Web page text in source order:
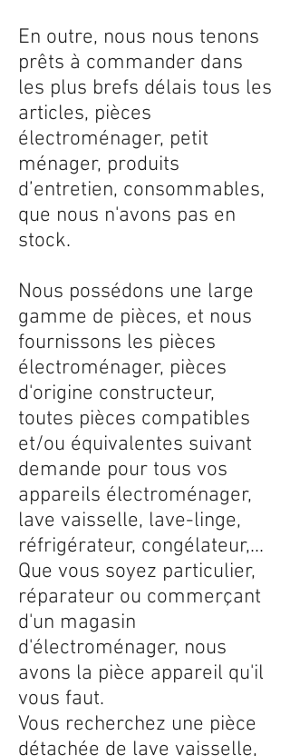
En outre, nous nous tenons
prêts à commander dans
les plus brefs délais tous les
articles, pièces
électroménager, petit
ménager, produits
d’entretien, consommables,
que nous n'avons pas en
stock.
Nous possédons une large
gamme de pièces, et nous
fournissons les pièces
électroménager, pièces
d'origine constructeur,
toutes pièces compatibles
et/ou équivalentes suivant
demande pour tous vos
appareils électroménager,
lave vaisselle, lave-linge,
réfrigérateur, congélateur,...
Que vous soyez particulier,
réparateur ou commerçant
d'un magasin
d'électroménager, nous
avons la pièce appareil qu'il
vous faut.
Vous recherchez une pièce
détachée de lave vaisselle,